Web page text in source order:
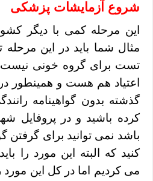
شروع آزمایشات پزشکی
این مرحله کمی با دیگر
مثال شما باید در این
تست برای گروه خونی
گذشته بدون گواهینامه
کرده باشید و در پروفایل
باشد نمی توانید برای گرفتن
کنید که البته این مورد را
می کردیم اما در کل این مورد